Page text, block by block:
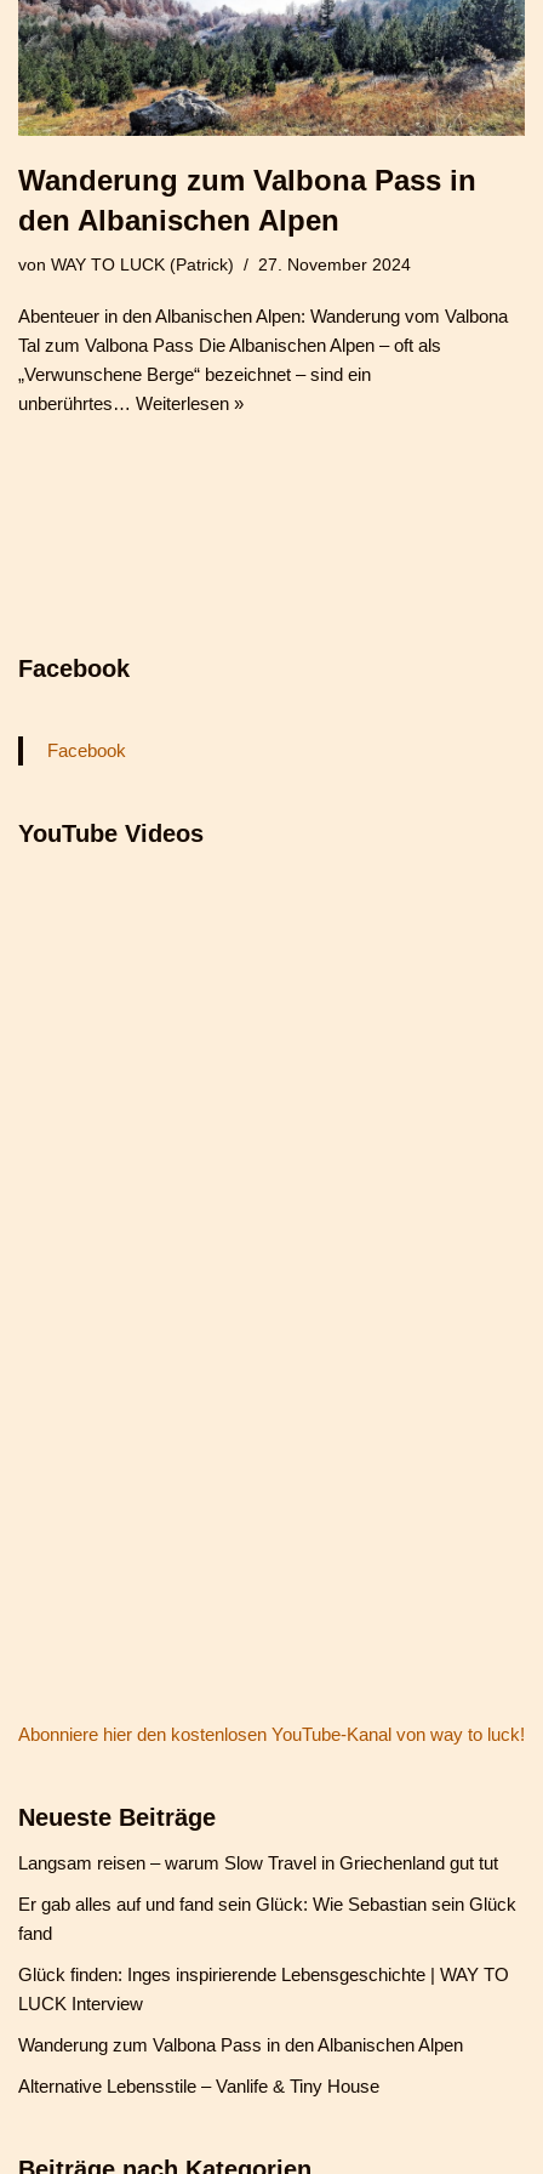
Wanderung zum Valbona Pass in
den Albanischen Alpen
von WAY TO LUCK (Patrick) 27. November 2024
Abenteuer in den Albanischen Alpen: Wanderung vom Valbona
Tal zum Valbona Pass Die Albanischen Alpen – oft als
„Verwunschene Berge“ bezeichnet – sind ein
unberührtes… Weiterlesen »
Facebook
Facebook
YouTube Videos
Abonniere hier den kostenlosen YouTube-Kanal von way to luck!
Neueste Beiträge
Langsam reisen – warum Slow Travel in Griechenland gut tut
Er gab alles auf und fand sein Glück: Wie Sebastian sein Glück
fand
Glück finden: Inges inspirierende Lebensgeschichte | WAY TO
LUCK Interview
Wanderung zum Valbona Pass in den Albanischen Alpen
Alternative Lebensstile – Vanlife & Tiny House